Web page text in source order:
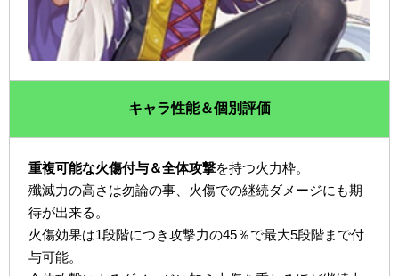
キャラ性能＆個別評価
重複可能な火傷付与＆全体攻撃を持つ火力枠。
殲滅力の高さは勿論の事、火傷での継続ダメージにも期
待が出来る。
火傷効果は1段階につき攻撃力の45％で最大5段階まで付
与可能。